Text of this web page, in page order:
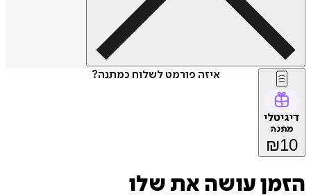
איזה פורמט לשלוח כמתנה?
₪
עושה את שלו